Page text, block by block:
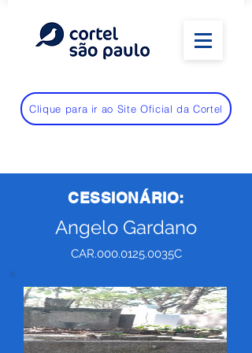
Clique para ir ao Site Oficial da Cortel
CESSIONÁRIO:
Angelo Gardano
CAR.000.0125.0035C